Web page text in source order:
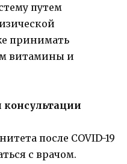
путем
принимать
витамины и
после COVID-19
с врачом.